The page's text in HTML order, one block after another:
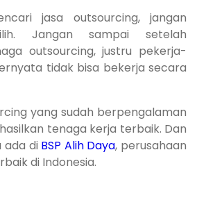
jasa outsourcing, jangan
Jangan sampai setelah
outsourcing, justru pekerja-
tidak bisa bekerja secara
yang sudah berpengalaman
tenaga kerja terbaik. Dan
ada di BSP Alih Daya, perusahaan
di Indonesia.